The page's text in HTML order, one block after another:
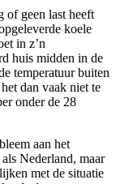
of geen last heeft
koele
in z’n
huis midden in de
temperatuur buiten
dan vaak niet te
onder de 28
aan het
Nederland, maar
met de situatie